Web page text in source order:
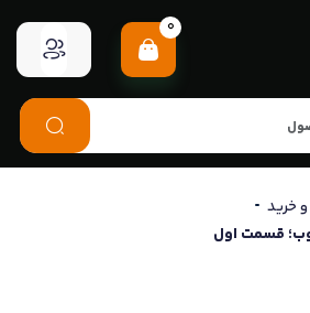
0
خرید
وب؛ قسمت اول